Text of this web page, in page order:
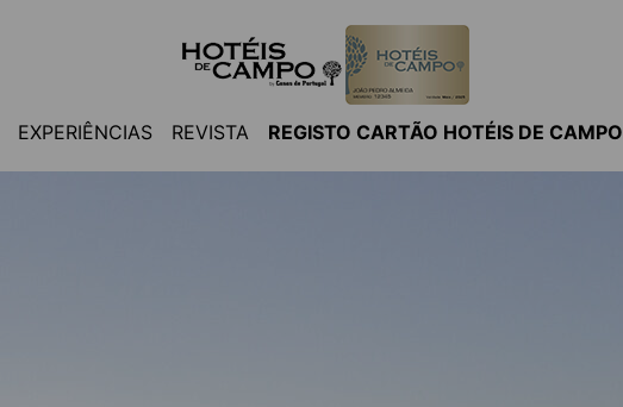
EXPERIÊNCIAS REVISTA REGISTO CARTÃO HOTÉIS DE CAMPO